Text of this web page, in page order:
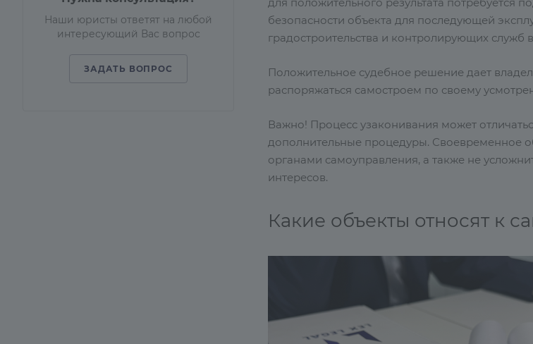
безопасности объекта для последующей
градостроительства и контролирующих
Положительное судебное решение дает
распоряжаться самостроем по своему
Важно! Процесс узаконивания может
дополнительные процедуры. Своевременное
органами самоуправления, а также не
интересов.
Какие объекты относят к
Наши юристы ответят на любой
интересующий Вас вопрос
ЗАДАТЬ ВОПРОС